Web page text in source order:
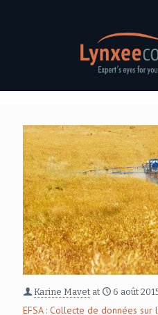
Karine Mavet at 6 août
EFSA : Collecte de données sur